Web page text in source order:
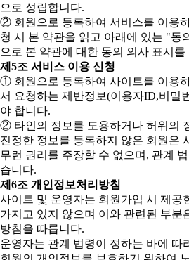
으로 성립합니다.
② 회원으로 등록하여 서비스를 이용
청 시 본 약관을 읽고 아래에 있는 "동
으로 본 약관에 대한 동의 의사 표시를
제5조 서비스 이용 신청
① 회원으로 등록하여 사이트를 이용
서 요청하는 제반정보(이용자ID,비밀
야 합니다.
② 타인의 정보를 도용하거나 허위의
진정한 정보를 등록하지 않은 회원은
무런 권리를 주장할 수 없으며, 관계
습니다.
제6조 개인정보처리방침
사이트 및 운영자는 회원가입 시 제공
가지고 있지 않으며 이와 관련된 부분
방침을 따릅니다.
운영자는 관계 법령이 정하는 바에 따